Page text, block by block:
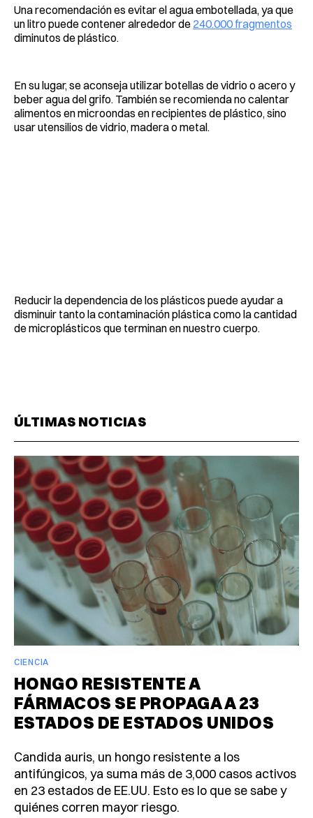
Una recomendación es evitar el agua embotellada, ya que
un litro puede contener alrededor de 240.000 fragmentos
diminutos de plástico.
En su lugar, se aconseja utilizar botellas de vidrio o acero y
beber agua del grifo. También se recomienda no calentar
alimentos en microondas en recipientes de plástico, sino
usar utensilios de vidrio, madera o metal.
Reducir la dependencia de los plásticos puede ayudar a
disminuir tanto la contaminación plástica como la cantidad
de microplásticos que terminan en nuestro cuerpo.
ÚLTIMAS NOTICIAS
CIENCIA
HONGO RESISTENTE A
FÁRMACOS SE PROPAGA A 23
ESTADOS DE ESTADOS UNIDOS
Candida auris, un hongo resistente a los
antifúngicos, ya suma más de 3,000 casos activos
en 23 estados de EE.UU. Esto es lo que se sabe y
quiénes corren mayor riesgo.